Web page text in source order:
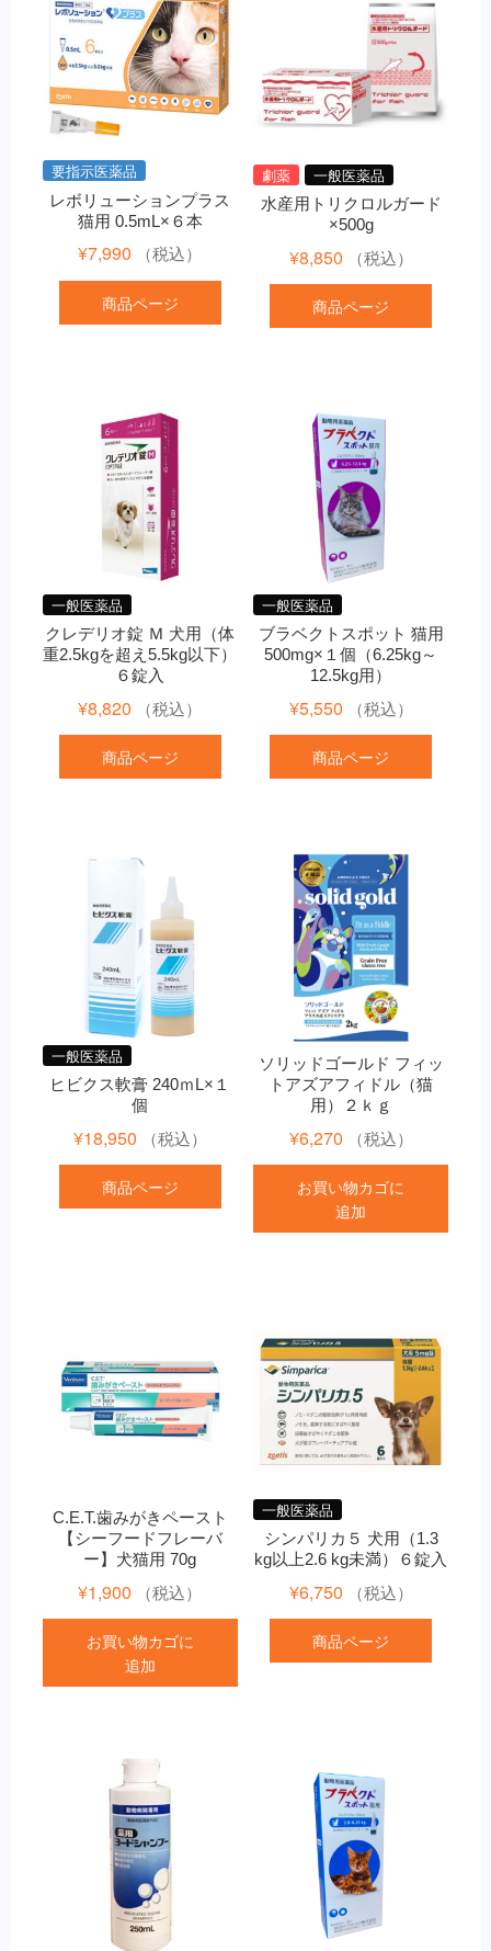
要指示医薬品
レボリューションプラス
猫用 0.5mL×６本
¥7,990 （税込）
商品ページ
劇薬 一般医薬品
水産用トリクロルガード
×500g
¥8,850 （税込）
商品ページ
一般医薬品
クレデリオ錠 Ｍ 犬用（体
重2.5kgを超え5.5kg以下）
６錠入
¥8,820 （税込）
商品ページ
一般医薬品
ブラベクトスポット 猫用
500mg×１個（6.25kg～
12.5kg用）
¥5,550 （税込）
商品ページ
一般医薬品
ヒビクス軟膏 240ｍL×１
個
¥18,950 （税込）
商品ページ
ソリッドゴールド フィッ
トアズアフィドル（猫
用）２ｋｇ
¥6,270 （税込）
お買い物カゴに
追加
C.E.T.歯みがきペースト
【シーフードフレーバ
ー】犬猫用 70g
¥1,900 （税込）
お買い物カゴに
追加
一般医薬品
シンパリカ５ 犬用（1.3
kg以上2.6 kg未満）６錠入
¥6,750 （税込）
商品ページ